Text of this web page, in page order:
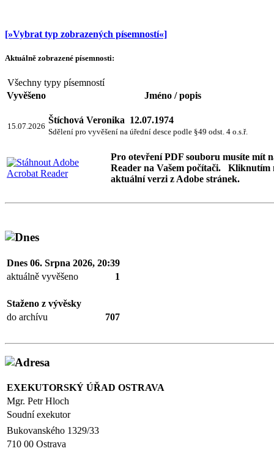
[»Vybrat typ zobrazených písemností«]
Aktuálně zobrazené písemnosti:
Všechny typy písemností
Vyvěšeno
Jméno / popis
15.07.2026
Štíchová Veronika 12.07.1974
Sdělení pro vyvěšení na úřední desce podle §49 odst. 4 o.s.ř.
Pro otevření PDF souboru musíte mít
Reader na Vašem počítači. Kliknutím
aktuální verzi z Adobe stránek.
Dnes 06. Srpna 2026, 20:39
aktuálně vyvěšeno
1
Staženo z vývěsky
do archívu
707
EXEKUTORSKÝ ÚŘAD OSTRAVA
Mgr. Petr Hloch
Soudní exekutor
Bukovanského 1329/33
710 00 Ostrava